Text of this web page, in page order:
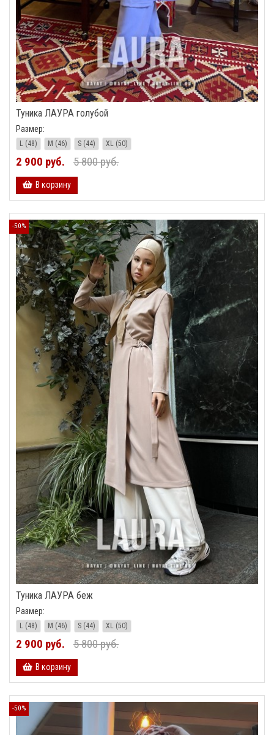
Туника ЛАУРА голубой
Размер:
L (48) M (46) S (44) XL (50)
2 900 руб. 5 800 руб.
В корзину
-50%
Туника ЛАУРА беж
Размер:
L (48) M (46) S (44) XL (50)
2 900 руб. 5 800 руб.
В корзину
-50%